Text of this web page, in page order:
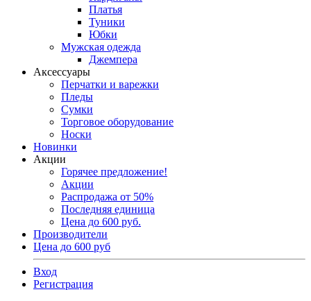
Платья
Туники
Юбки
Мужская одежда
Джемпера
Аксессуары
Перчатки и варежки
Пледы
Сумки
Торговое оборудование
Носки
Новинки
Акции
Горячее предложение!
Акции
Распродажа от 50%
Последняя единица
Цена до 600 руб.
Производители
Цена до 600 руб
Вход
Регистрация